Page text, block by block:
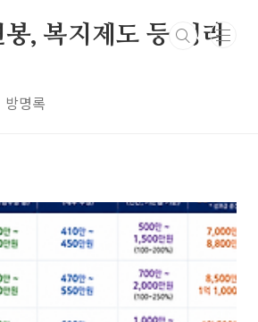
, 복지제도 등 정리
방명록